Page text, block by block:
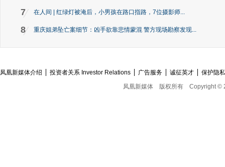
7 在人间 | 红绿灯被淹后，小男孩在路口指路，7位摄影师...
8 重庆姐弟坠亡案细节：凶手欲靠悲情蒙混 警方现场勘察发现...
凤凰新媒体介绍 投资者关系 Investor Relations 广告服务 诚征英才
保护隐
凤凰新媒体
版权所有 Copyright ©